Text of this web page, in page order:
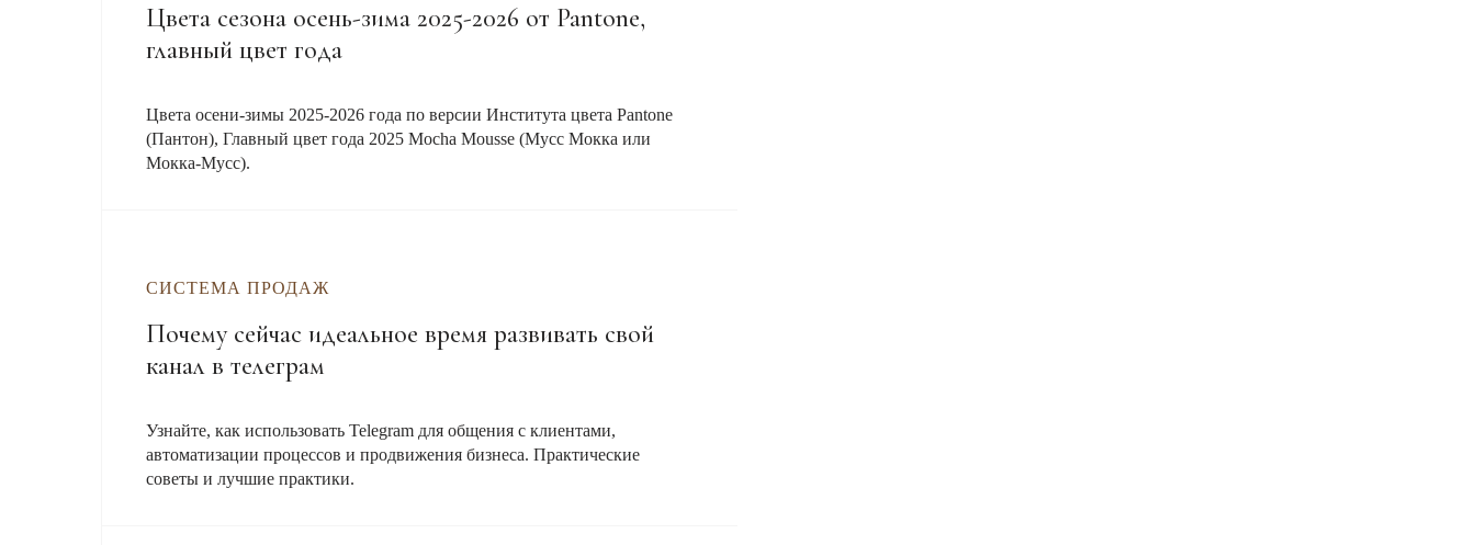
Цвета сезона осень-зима 2025-2026 от Pantone,
главный цвет года
Цвета осени-зимы 2025-2026 года по версии Института цвета Pantone
(Пантон), Главный цвет года 2025 Mocha Mousse (Мусс Мокка или
Мокка-Мусс).
СИСТЕМА ПРОДАЖ
Почему сейчас идеальное время развивать свой
канал в телеграм
Узнайте, как использовать Telegram для общения с клиентами,
автоматизации процессов и продвижения бизнеса. Практические
советы и лучшие практики.